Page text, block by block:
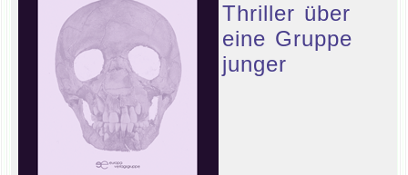
Thriller über
eine Gruppe
junger